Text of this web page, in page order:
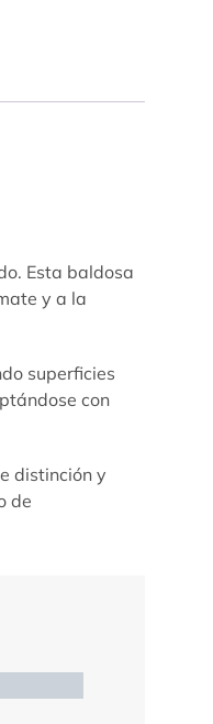
Esta baldosa
y a la
superficies
con
distinción y
de